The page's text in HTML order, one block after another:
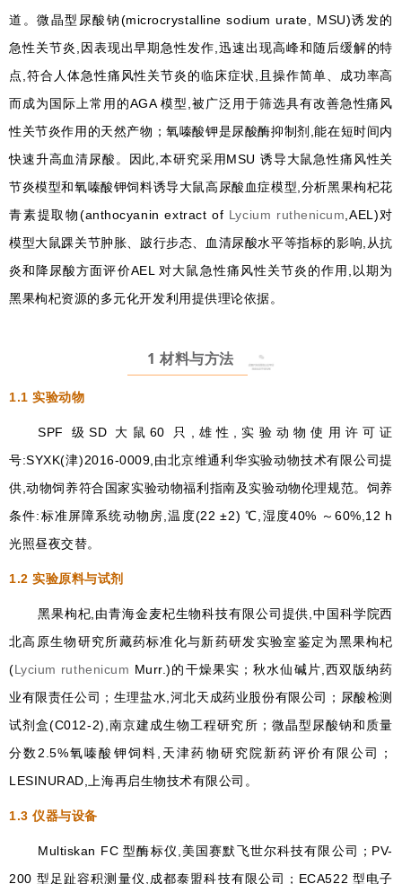
道。微晶型尿酸钠(microcrystalline sodium urate, MSU)诱发的
急性关节炎,因表现出早期急性发作,迅速出现高峰和随后缓解的特
点,符合人体急性痛风性关节炎的临床症状,且操作简单、成功率高
而成为国际上常用的AGA 模型,被广泛用于筛选具有改善急性痛风
性关节炎作用的天然产物；氧嗪酸钾是尿酸酶抑制剂,能在短时间内
快速升高血清尿酸。因此,本研究采用MSU 诱导大鼠急性痛风性关
节炎模型和氧嗪酸钾饲料诱导大鼠高尿酸血症模型,分析黑果枸杞花
青素提取物(anthocyanin extract of Lycium ruthenicum ,AEL)对
模型大鼠踝关节肿胀、跛行步态、血清尿酸水平等指标的影响,从抗
炎和降尿酸方面评价AEL 对大鼠急性痛风性关节炎的作用,以期为
黑果枸杞资源的多元化开发利用提供理论依据。
1 材料与方法
1.1实验动物
SPF 级SD 大鼠60 只,雄性,实验动物使用许可证
号:SYXK(津)2016-0009,由北京维通利华实验动物技术有限公司提
供,动物饲养符合国家实验动物福利指南及实验动物伦理规范。饲养
条件:标准屏障系统动物房,温度(22 ±2) ℃,湿度40% ～60%,12 h
光照昼夜交替。
1.2实验原料与试剂
黑果枸杞,由青海金麦杞生物科技有限公司提供,中国科学院西
北高原生物研究所藏药标准化与新药研发实验室鉴定为黑果枸杞
(Lycium ruthenicum Murr.)的干燥果实；秋水仙碱片,西双版纳药
业有限责任公司；生理盐水,河北天成药业股份有限公司；尿酸检测
试剂盒(C012-2),南京建成生物工程研究所；微晶型尿酸钠和质量
分数2.5%氧嗪酸钾饲料,天津药物研究院新药评价有限公司；
LESINURAD,上海再启生物技术有限公司。
1.3仪器与设备
Multiskan FC 型酶标仪,美国赛默飞世尔科技有限公司；PV-
200 型足趾容积测量仪,成都泰盟科技有限公司；ECA522 型电子